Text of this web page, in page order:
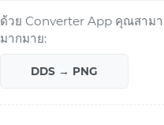
ด้วย Converter App คุณสามา
มากมาย:
DDS → PNG